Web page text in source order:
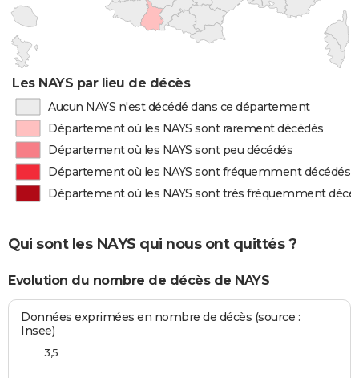
Les NAYS par lieu de décès
Aucun NAYS n'est décédé dans ce département
Département où les NAYS sont rarement décédés
Département où les NAYS sont peu décédés
Département où les NAYS sont fréquemment décédés
Département où les NAYS sont très fréquemment
Qui sont les NAYS qui nous ont quittés ?
Evolution du nombre de décès de NAYS
Données exprimées en nombre de décès (source :
Insee)
3,5